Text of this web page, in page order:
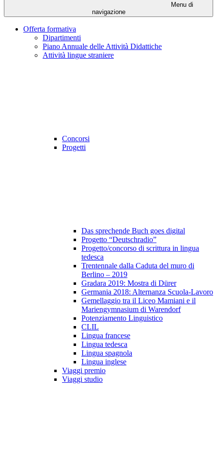
Menu di
navigazione
Offerta formativa
Dipartimenti
Piano Annuale delle Attività Didattiche
Attività lingue straniere
Concorsi
Progetti
Das sprechende Buch goes digital
Progetto “Deutschradio”
Progetto/concorso di scrittura in lingua
tedesca
Trentennale dalla Caduta del muro di
Berlino – 2019
Gradara 2019: Mostra di Dürer
Germania 2018: Alternanza Scuola-Lavoro
Gemellaggio tra il Liceo Mamiani e il
Mariengymnasium di Warendorf
Potenziamento Linguistico
CLIL
Lingua francese
Lingua tedesca
Lingua spagnola
Lingua inglese
Viaggi premio
Viaggi studio